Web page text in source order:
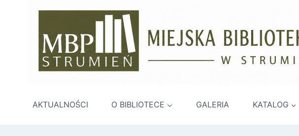
AKTUALNOŚCI O BIBLIOTECE GALERIA KATALOG